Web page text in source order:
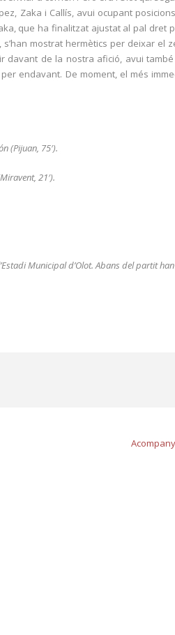
Zaka i Callís, avui ocupant
que ha finalitzat ajustat al pal dret
mostrat hermètics per deixar el
de la nostra afició, avui
endavant. De moment, el més
(Pijuan, 75′).
21′).
Municipal d’Olot. Abans del partit